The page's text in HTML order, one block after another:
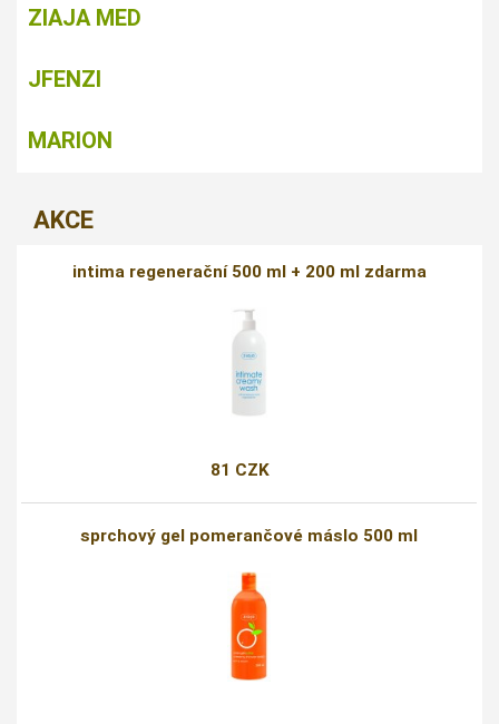
ZIAJA MED
JFENZI
MARION
AKCE
intima regenerační 500 ml + 200 ml zdarma
81 CZK
sprchový gel pomerančové máslo 500 ml